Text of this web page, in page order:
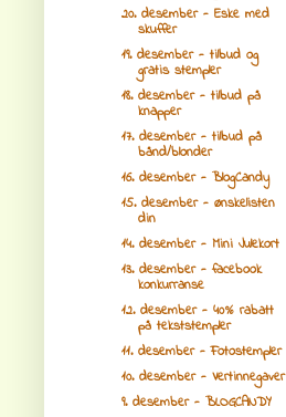
20. desember - Eske med
skuffer
19. desember - tilbud og
gratis stempler
18. desember - tilbud på
knapper
17. desember - tilbud på
bånd/blonder
16. desember - BlogCandy
15. desember - ønskelisten
din
14. desember - Mini Julekort
13. desember - facebook
konkurranse
12. desember - 40% rabatt
på tekststempler
11. desember - Fotostempler
10. desember - Vertinnegaver
9. desember - BLOGCANDY